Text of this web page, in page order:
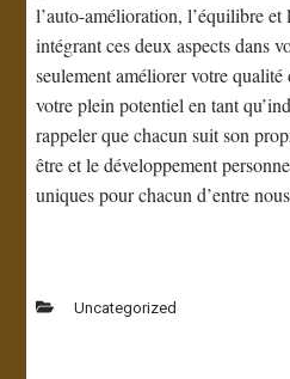
l’auto-amélioration, l’équilibre
intégrant ces deux aspects dans
seulement améliorer votre
votre plein potentiel en tant
rappeler que chacun suit son
être et le développement
uniques pour chacun d’entre
Uncategorized